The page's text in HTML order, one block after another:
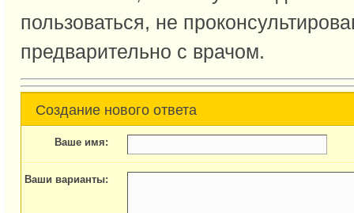
пользоваться, не
предварительно с врачом.
Создание нового ответа
Ваше имя:
Ваши варианты: